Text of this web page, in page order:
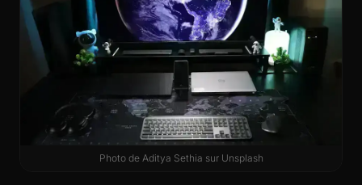
Photo de Aditya Sethia sur Unsplash